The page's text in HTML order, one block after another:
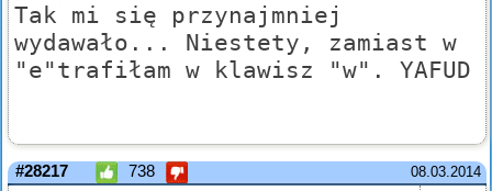
Tak mi się przynajmniej
wydawało... Niestety, zamiast w
"e"trafiłam w klawisz "w". YAFUD
08.03.2014
#28217 738